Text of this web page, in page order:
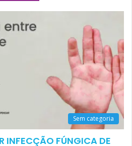
Sem categoria
INFECÇÃO FÚNGICA DE